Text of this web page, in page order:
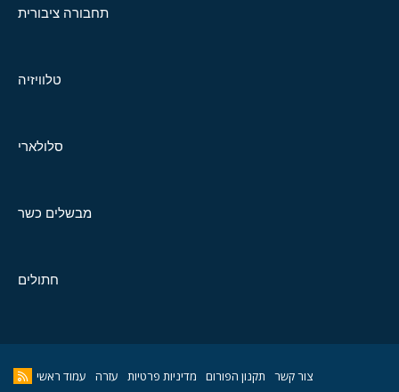
תחבורה ציבורית
טלוויזיה
סלולארי
מבשלים כשר
חתולים
צור קשר תקנון הפורום מדיניות פרטיות עזרה עמוד ראשי